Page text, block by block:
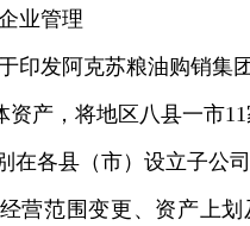
业管理
印发阿克苏粮油购销集
资产，将地区八县一市11
在各县（市）设立子公
营范围变更、资产上划